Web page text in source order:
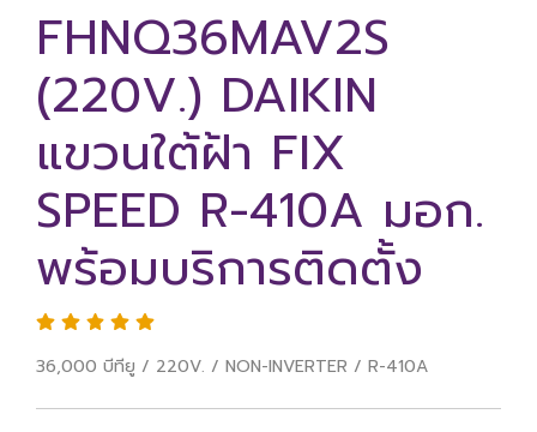
FHNQ36MAV2S
(220V.) DAIKIN
แขวนใต้ฝ้า FIX
SPEED R-410A มอก.
พร้อมบริการติดตั้ง
36,000 บีทียู / 220V. / NON-INVERTER / R-410A